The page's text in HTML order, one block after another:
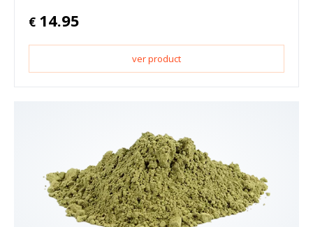
€ 14.95
ver product